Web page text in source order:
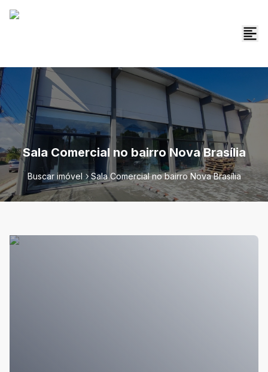
Sala Comercial no bairro Nova Brasília
Buscar imóvel Sala Comercial no bairro Nova Brasília